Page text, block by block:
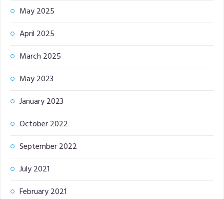
May 2025
April 2025
March 2025
May 2023
January 2023
October 2022
September 2022
July 2021
February 2021